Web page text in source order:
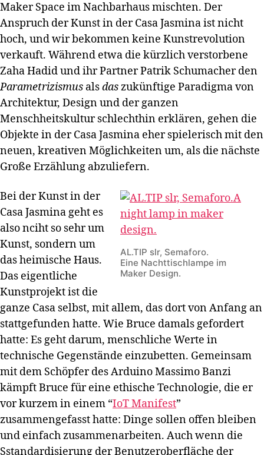
Maker Space im Nachbarhaus mischten. Der
Anspruch der Kunst in der Casa Jasmina ist nicht
hoch, und wir bekommen keine Kunstrevolution
verkauft. Während etwa die kürzlich verstorbene
Zaha Hadid und ihr Partner Patrik Schumacher den
Parametrizismus alsdaszukünftige Paradigma von
Architektur, Design und der ganzen
Menschheitskultur schlechthin erklären, gehen die
Objekte in der Casa Jasmina eher spielerisch mit den
neuen, kreativen Möglichkeiten um, als die nächste
Große Erzählung abzuliefern.
AL.TIP slr, Semaforo.
Eine Nachttischlampe im
Maker Design.
Bei der Kunst in der
Casa Jasmina geht es
also nciht so sehr um
Kunst, sondern um
das heimische Haus.
Das eigentliche
Kunstprojekt ist die
ganze Casa selbst, mit allem, das dort von Anfang an
stattgefunden hatte. Wie Bruce damals gefordert
hatte: Es geht darum, menschliche Werte in
technische Gegenstände einzubetten. Gemeinsam
mit dem Schöpfer des Arduino Massimo Banzi
kämpft Bruce für eine ethische Technologie, die er
vor kurzem in einem “IoT Manifest”
zusammengefasst hatte: Dinge sollen offen bleiben
und einfach zusammenarbeiten. Auch wenn die
Sstandardisierung der Benutzeroberfläche der